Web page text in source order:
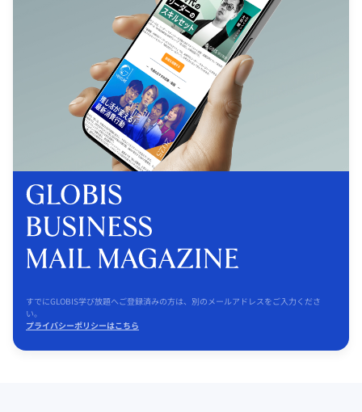
すでにGLOBIS学び放題へご登録済みの方は、別のメールアドレスをご入力くださ
い。
プライバシーポリシーはこちら